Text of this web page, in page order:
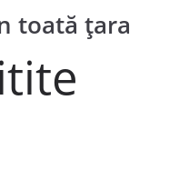
toată țara